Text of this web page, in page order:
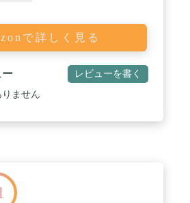
で詳しく見る
ー レビューを書く
ません